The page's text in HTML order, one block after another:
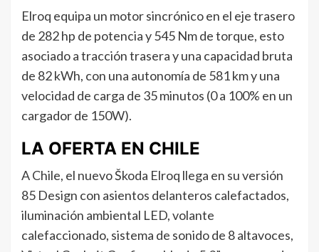
Elroq equipa un motor sincrónico en el eje trasero
de 282 hp de potencia y 545 Nm de torque, esto
asociado a tracción trasera y una capacidad bruta
de 82 kWh, con una autonomía de 581 km y una
velocidad de carga de 35 minutos (0 a 100% en un
cargador de 150W).
LA OFERTA EN CHILE
A Chile, el nuevo Škoda Elroq llega en su versión
85 Design con asientos delanteros calefactados,
iluminación ambiental LED, volante
calefaccionado, sistema de sonido de 8 altavoces,